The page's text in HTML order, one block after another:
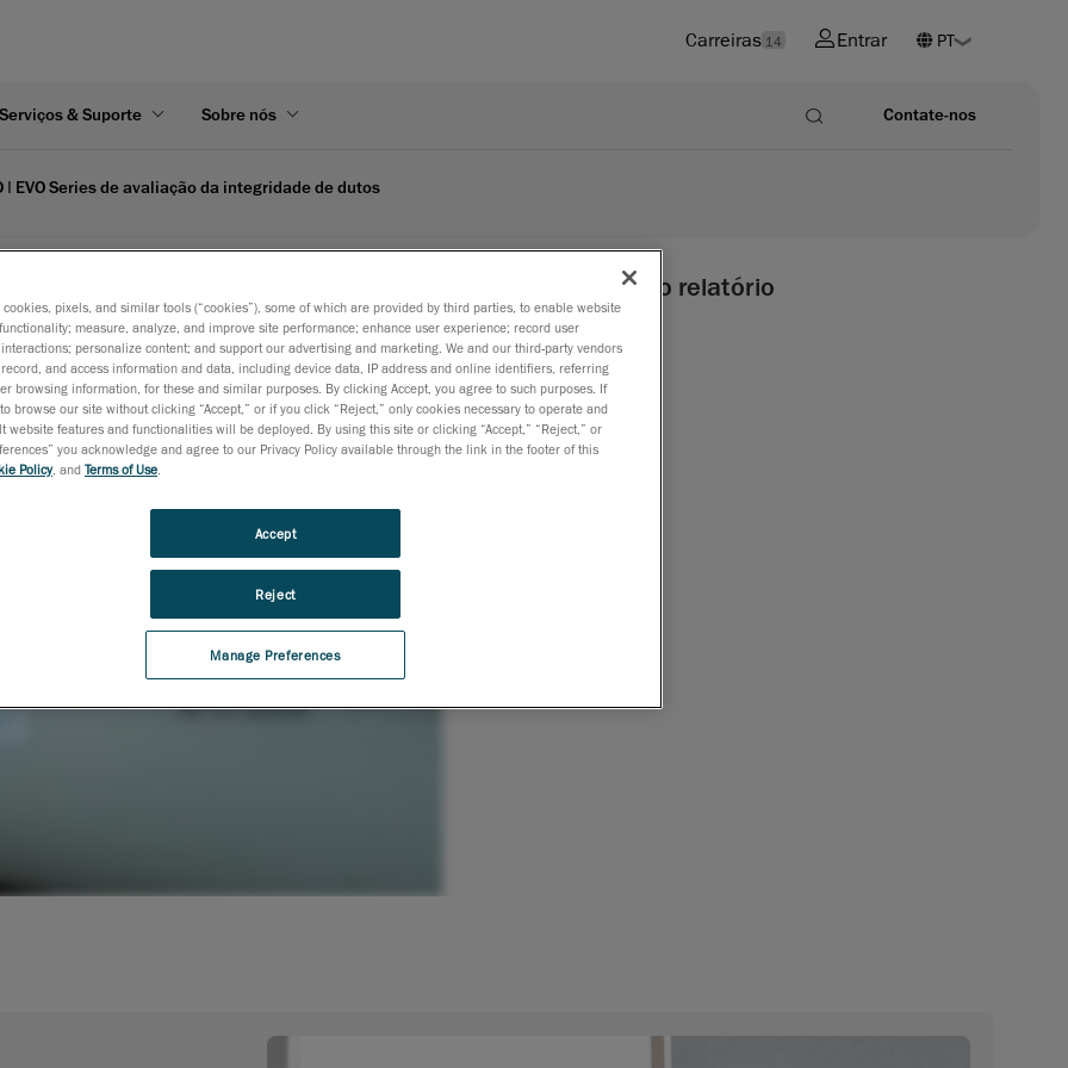
Carreiras 14 Entrar
Serviços & Suporte Sobre nós Contate-nos
| EVO Series de avaliação da integridade de dutos
confiáveis de oleodutos e refinarias — da digitalização ao relatório
e ergonômica, projetada para avaliação da integridade de dutos e
cookies, pixels, and similar tools (“cookies”), some of which are provided by third parties, to enable website
measure, analyze, and improve site performance; enhance user experience; record user
personalize content; and support our advertising and marketing. We and our third-party vendors
and access information and data, including device data, IP address and online identifiers, referring
browsing information, for these and similar purposes. By clicking Accept, you agree to such purposes. If
browse our site without clicking “Accept,” or if you click “Reject,” only cookies necessary to operate and
website features and functionalities will be deployed. By using this site or clicking “Accept,” “Reject,” or
you acknowledge and agree to our Privacy Policy available through the link in the footer of this
Policy, and Terms of Use
Manage Preferences
Reject
Accept